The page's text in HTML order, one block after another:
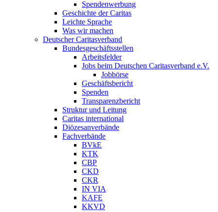
Spendenwerbung
Geschichte der Caritas
Leichte Sprache
Was wir machen
Deutscher Caritasverband
Bundesgeschäftsstellen
Arbeitsfelder
Jobs beim Deutschen Caritasverband e.V.
Jobbörse
Geschäftsbericht
Spenden
Transparenzbericht
Struktur und Leitung
Caritas international
Diözesanverbände
Fachverbände
BVkE
KTK
CBP
CKD
CKR
IN VIA
KAFE
KKVD